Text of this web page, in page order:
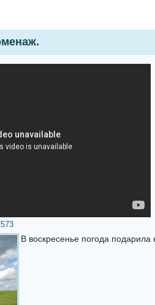
В воскресенье погода